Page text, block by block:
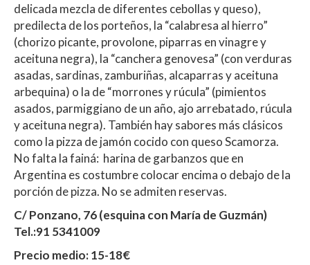
delicada mezcla de diferentes cebollas y queso),
predilecta de los porteños, la “calabresa al hierro”
(chorizo picante, provolone, piparras en vinagre y
aceituna negra), la “canchera genovesa” (con verduras
asadas, sardinas, zamburiñas, alcaparras y aceituna
arbequina) o la de “morrones y rúcula” (pimientos
asados, parmiggiano de un año, ajo arrebatado, rúcula
y aceituna negra). También hay sabores más clásicos
como la pizza de jamón cocido con queso Scamorza.
No falta la fainá: harina de garbanzos que en
Argentina es costumbre colocar encima o debajo de la
porción de pizza. No se admiten reservas.
C/ Ponzano, 76 (esquina con María de Guzmán)
Tel.:91 5341009
Precio medio: 15-18€